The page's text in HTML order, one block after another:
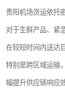
贵阳机场货运依托
对于生鲜产品、紧
在较短时间内送达
特别是跨区域运输
幅提升供应链响应